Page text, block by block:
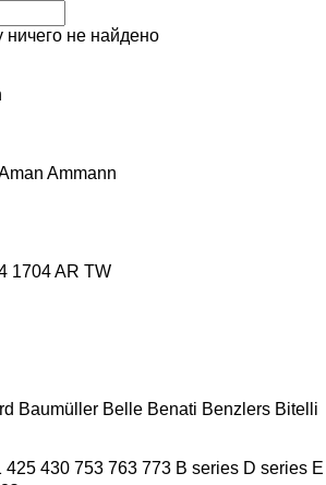
ничего не найдено
Ammann
1704AR TW
Baumüller Belle Benati Benzlers Bitelli
425 430 753 763 773 B series D series E